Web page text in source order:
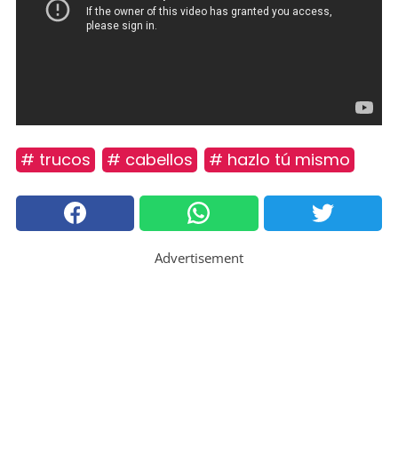
# trucos # cabellos # hazlo tú mismo
Advertisement